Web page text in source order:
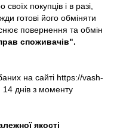
покупців і в разі,
готові його обміняти
повернення та обмін
споживачів".
на сайті https://vash-
днів з моменту
якості